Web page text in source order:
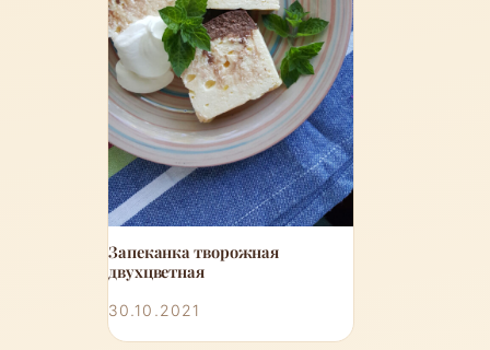
Запеканка творожная
двухцветная
30.10.2021